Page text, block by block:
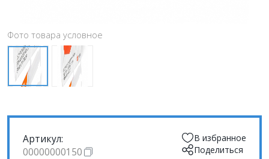
Фото товара условное
Артикул:
00000000150
В избранное
Поделиться